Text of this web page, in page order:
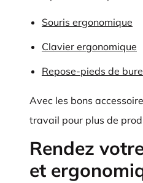
Souris ergonomique
Clavier ergonomique
Repose-pieds de
Avec les bons
travail pour plus de
Rendez
et